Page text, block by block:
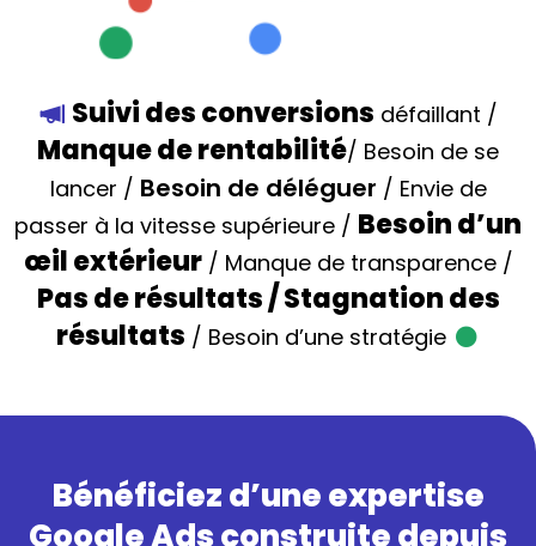
Suivi des conversions défaillant /
Manque de rentabilité/ Besoin de se
lancer / Besoin de déléguer / Envie de
passer à la vitesse supérieure / Besoin d’un
œil extérieur/ Manque de transparence /
Pas de résultats / Stagnation des
résultats / Besoin d’une stratégie
Bénéficiez d’une expertise
Google Ads construite depuis